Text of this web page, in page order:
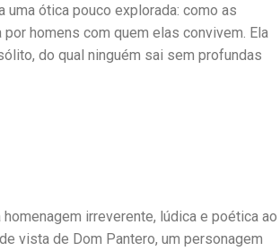
ótica pouco explorada: como as
homens com quem elas convivem. Ela
do qual ninguém sai sem profundas
irreverente, lúdica e poética ao
vista de Dom Pantero, um personagem